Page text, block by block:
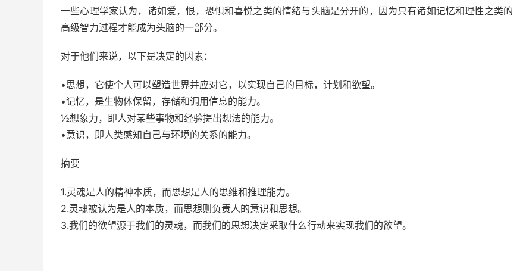
一些心理学家认为，诸如爱，恨，恐惧和喜悦之类的情绪与头脑是分开的，因为只有诸如记忆和理性之类的
高级智力过程才能成为头脑的一部分。
对于他们来说，以下是决定的因素：
•思想，它使个人可以塑造世界并应对它，以实现自己的目标，计划和欲望。
•记忆，是生物体保留，存储和调用信息的能力。
½想象力，即人对某些事物和经验提出想法的能力。
•意识，即人类感知自己与环境的关系的能力。
摘要
1.灵魂是人的精神本质，而思想是人的思维和推理能力。
2.灵魂被认为是人的本质，而思想则负责人的意识和思想。
3.我们的欲望源于我们的灵魂，而我们的思想决定采取什么行动来实现我们的欲望。